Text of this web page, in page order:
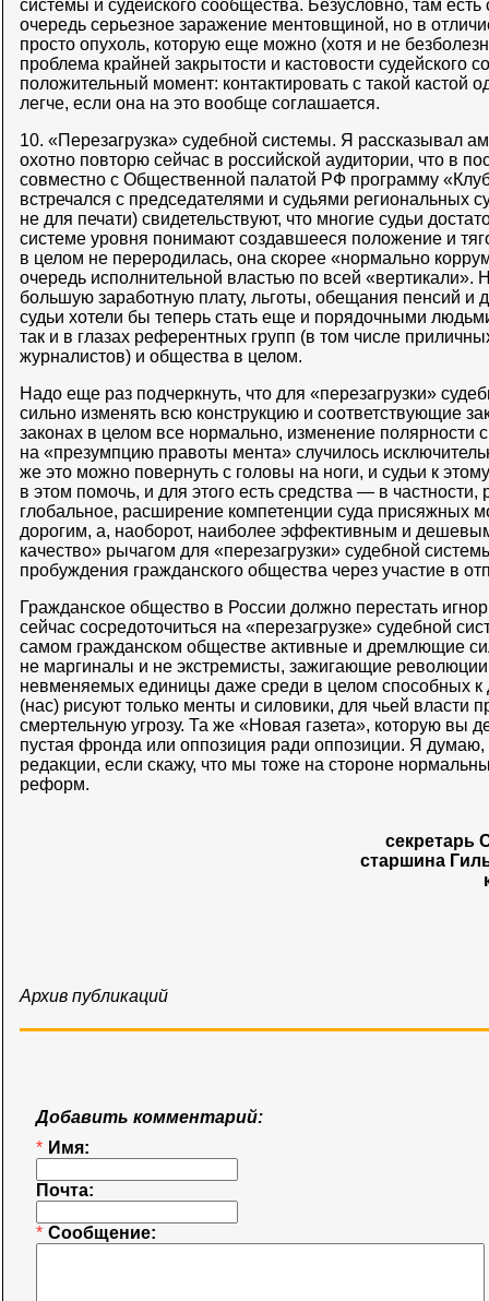
системы и судейского сообщества. Безусловно, там
очередь серьезное заражение ментовщиной, но в
просто опухоль, которую еще можно (хотя и не
проблема крайней закрытости и кастовости судейского
положительный момент: контактировать с такой кастой
легче, если она на это вообще соглашается.
10. «Перезагрузка» судебной системы. Я рассказывал
охотно повторю сейчас в российской аудитории, что в
совместно с Общественной палатой РФ программу
встречался с председателями и судьями региональных
не для печати) свидетельствуют, что многие судьи
системе уровня понимают создавшееся положение и
в целом не переродилась, она скорее «нормально
очередь исполнительной властью по всей «вертикали».
большую заработную плату, льготы, обещания пенсий и
судьи хотели бы теперь стать еще и порядочными
так и в глазах референтных групп (в том числе
журналистов) и общества в целом.
Надо еще раз подчеркнуть, что для «перезагрузки»
сильно изменять всю конструкцию и соответствующие
законах в целом все нормально, изменение полярности
на «презумпцию правоты мента» случилось
же это можно повернуть с головы на ноги, и судьи к
в этом помочь, и для этого есть средства — в
глобальное, расширение компетенции суда присяжных
дорогим, а, наоборот, наиболее эффективным и
качество» рычагом для «перезагрузки» судебной
пробуждения гражданского общества через участие в
Гражданское общество в России должно перестать
сейчас сосредоточиться на «перезагрузке» судебной
самом гражданском обществе активные и дремлющие
не маргиналы и не экстремисты, зажигающие революции
невменяемых единицы даже среди в целом способных к
(нас) рисуют только менты и силовики, для чьей власти
смертельную угрозу. Та же «Новая газета», которую вы
пустая фронда или оппозиция ради оппозиции. Я
редакции, если скажу, что мы тоже на стороне
реформ.
секретарь
старшина
Архив публикаций
Добавить комментарий:
* Имя:
Почта:
* Сообщение: